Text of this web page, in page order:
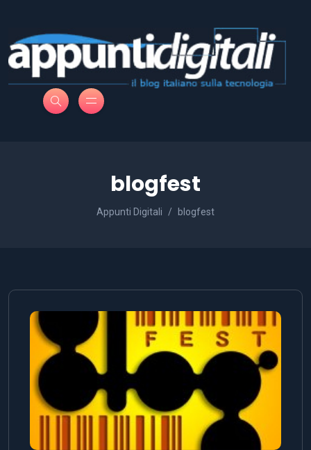
blogfest
Appunti Digitali blogfest